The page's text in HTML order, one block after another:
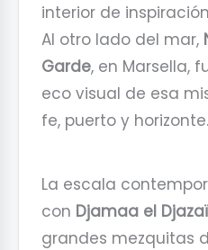
interior de
Al otro lado del mar,
Garde, en Marsella,
eco visual de esa
fe, puerto y horizonte.
La escala
con Djamaa el
grandes mezquitas